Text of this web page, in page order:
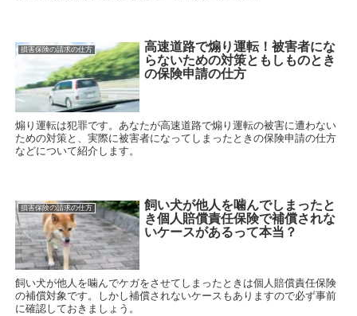
損害保険の請求の仕方
高速道路で煽り運転！被害者にな
らないための対策ともしものとき
の保険申請の仕方
煽り運転は犯罪です。あなたが高速道路で煽り運転の被害に遭わない
ための対策と、実際に被害者になってしまったときの保険申請の仕方
などについて紹介します。
損害保険の請求の仕方
飼い犬が他人を噛んでしまったと
き個人賠償責任保険で補償されな
いケースがあるって本当？
飼い犬が他人を噛んでケガをさせてしまったときは個人賠償責任保険
の補償対象です。しかし補償されないケースもありますので必ず事前
に確認しておきましょう。